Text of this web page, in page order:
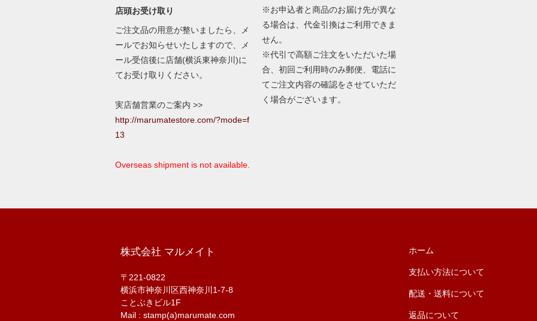
店頭お受け取り
ご注文品の用意が整いましたら、メ
ールでお知らせいたしますので、メ
ール受信後に店舗(横浜東神奈川)に
てお受け取りください。
実店舗営業のご案内 >>
http://marumatestore.com/?mode=f
13
Overseas shipment is not available.
※お申込者と商品のお届け先が異な
る場合は、代金引換はご利用できま
せん。
※代引で高額ご注文をいただいた場
合、初回ご利用時のみ郵便、電話に
てご注文内容の確認をさせていただ
く場合がございます。
株式会社 マルメイト
〒221-0822
横浜市神奈川区西神奈川1-7-8
ことぶきビル1F
Mail : stamp(a)marumate.com
ホーム
支払い方法について
配送・送料について
返品について